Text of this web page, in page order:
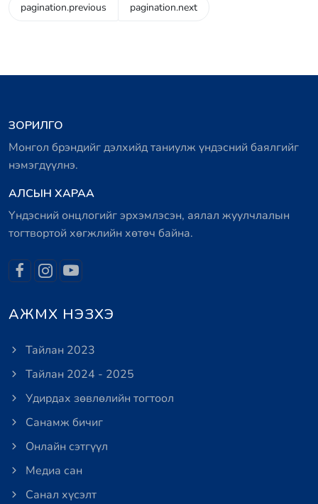
pagination.previous pagination.next
ЗОРИЛГО
Монгол брэндийг дэлхийд таниулж үндэсний баялгийг
нэмэгдүүлнэ.
АЛСЫН ХАРАА
Үндэсний онцлогийг эрхэмлэсэн, аялал жуулчлалын
тогтвортой хөгжлийн хөтөч байна.
АЖМХ НЭЗХЭ
Тайлан 2023
Тайлан 2024 - 2025
Удирдах зөвлөлийн тогтоол
Санамж бичиг
Онлайн сэтгүүл
Медиа сан
Санал хүсэлт